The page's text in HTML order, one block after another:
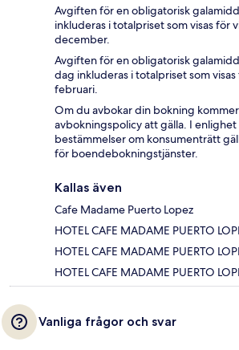
Avgiften för en obligatorisk
inkluderas i totalpriset som visas för
december.
Avgiften för en obligatorisk
dag inkluderas i totalpriset som
februari.
Om du avbokar din bokning
avbokningspolicy att gälla. I enlighet
bestämmelser om konsumenträtt
för boendebokningstjänster.
Kallas även
Cafe Madame Puerto Lopez
HOTEL CAFE MADAME PUERTO
HOTEL CAFE MADAME PUERTO
HOTEL CAFE MADAME PUERTO
Vanliga frågor och svar